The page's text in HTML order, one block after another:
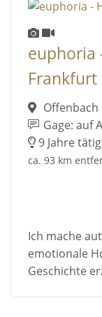
euphoria
Frankfurt
Offenbach
Gage: auf
9 Jahre tätig
ca. 93 km
Ich mache
emotionale
Geschichte